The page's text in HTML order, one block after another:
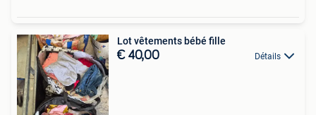
Lot vêtements bébé fille
€ 40,00 Détails